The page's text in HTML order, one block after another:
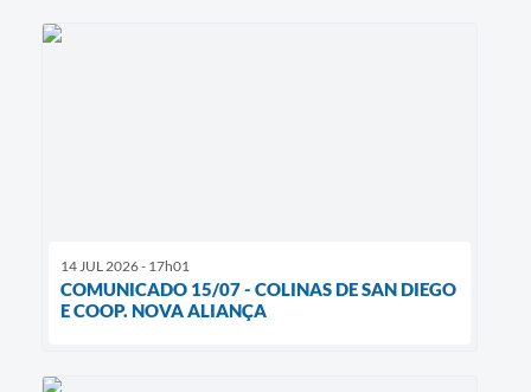
14 JUL 2026 - 17h01
COMUNICADO 15/07 - COLINAS DE SAN DIEGO
E COOP. NOVA ALIANÇA